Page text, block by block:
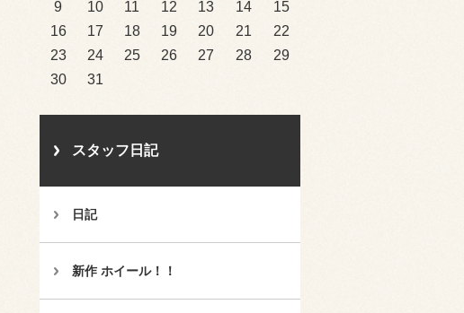
9 10 11 12 13 14
15
16
17 18 19 20 21
22
23
24 25 26 27 28
29
30
31
スタッフ日記
日記
新作 ホイール！！